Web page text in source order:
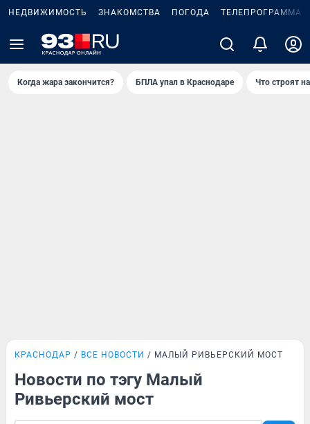
НЕДВИЖИМОСТЬ ЗНАКОМСТВА ПОГОДА ТЕЛЕПРОГРАММА
Когда жара закончится? БПЛА упал в Краснодаре Что строят
КРАСНОДАР ВСЕ НОВОСТИ МАЛЫЙ РИВЬЕРСКИЙ МОСТ
Новости по тэгу Малый
Ривьерский мост